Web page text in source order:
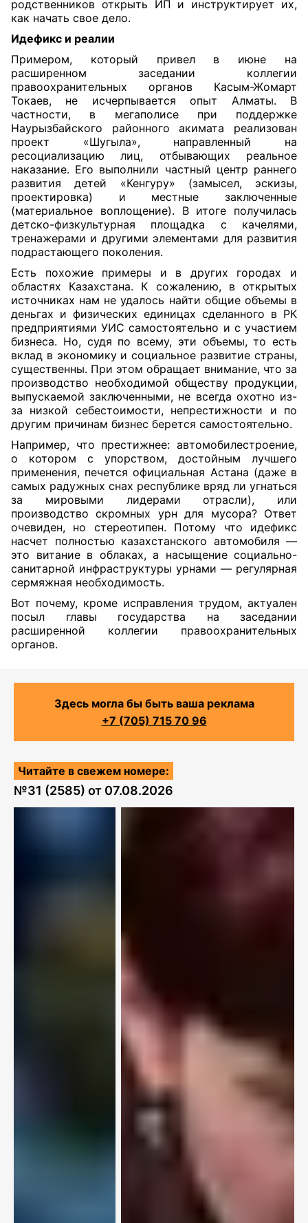
родственников открыть ИП и инструктирует их,
как начать свое дело.
Идефикс и реалии
Примером, который привел в июне на
расширенном заседании коллегии
правоохранительных органов Касым-Жомарт
Токаев, не исчерпывается опыт Алматы. В
частности, в мегаполисе при поддержке
Наурызбайского районного акимата реализован
проект «Шугыла», направленный на
ресоциализацию лиц, отбывающих реальное
наказание. Его выполнили частный центр раннего
развития детей «Кенгуру» (замысел, эскизы,
проектировка) и местные заключенные
(материальное воплощение). В итоге получилась
детско-физкультурная площадка с качелями,
тренажерами и другими элементами для развития
подрастающего поколения.
Есть похожие примеры и в других городах и
областях Казахстана. К сожалению, в открытых
источниках нам не удалось найти общие объемы в
деньгах и физических единицах сделанного в РК
предприятиями УИС самостоятельно и с участием
бизнеса. Но, судя по всему, эти объемы, то есть
вклад в экономику и социальное развитие страны,
существенны. При этом обращает внимание, что за
производство необходимой обществу продукции,
выпускаемой заключенными, не всегда охотно из-
за низкой себестоимости, непрестижности и по
другим причинам бизнес берется самостоятельно.
Например, что престижнее: автомобилестроение,
о котором с упорством, достойным лучшего
применения, печется официальная Астана (даже в
самых радужных снах республике вряд ли угнаться
за мировыми лидерами отрасли), или
производство скромных урн для мусора? Ответ
очевиден, но стереотипен. Потому что идефикс
насчет полностью казахстанского автомобиля —
это витание в облаках, а насыщение социально-
санитарной инфраструктуры урнами — регулярная
сермяжная необходимость.
Вот почему, кроме исправления трудом, актуален
посыл главы государства на заседании
расширенной коллегии правоохранительных
органов.
Здесь могла бы быть ваша реклама
+7 (705) 715 70 96
Читайте в свежем номере:
№31 (2585) от 07.08.2026